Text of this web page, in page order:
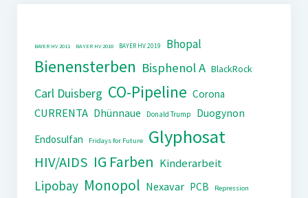
BAYER HV 2011 BAYER HV 2018 BAYER HV 2019 Bhopal
Bienensterben Bisphenol A BlackRock
Carl Duisberg CO-Pipeline Corona
CURRENTA Dhünnaue Donald Trump
Duogynon
Endosulfan
Fridays for Future Glyphosat
HIV/AIDS IG Farben Kinderarbeit
Lipobay Monopol Nexavar PCB Repression